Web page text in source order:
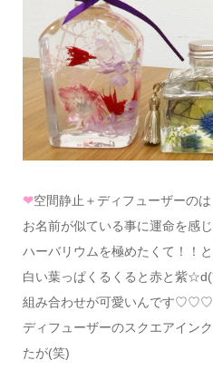
❤空間静止＋ディフューザーの
お名前が似ている事に運命を感
ハーバリウムを極めたくて！
白い葉っぱくるくると赤と紫
組み合わせが可愛いんです♡♡♡
ディフューザーのスクエアイン
たが(笑)